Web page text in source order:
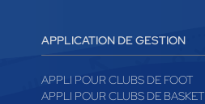
APPLICATION DE GESTION
APPLI POUR CLUBS DE FOOT
APPLI POUR CLUBS DE BASKET